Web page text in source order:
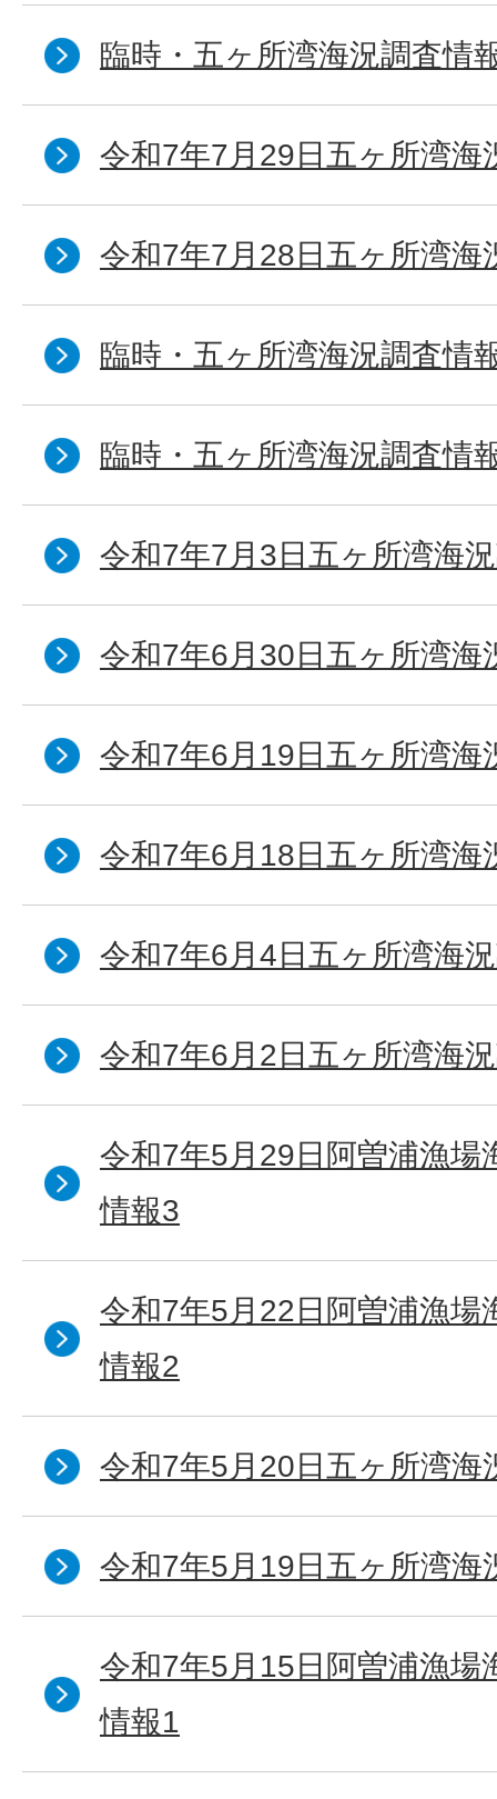
臨時・五ヶ所湾海況調査情
令和7年7月29日五ヶ所湾海
令和7年7月28日五ヶ所湾海
臨時・五ヶ所湾海況調査情
臨時・五ヶ所湾海況調査情
令和7年7月3日五ヶ所湾海
令和7年6月30日五ヶ所湾海
令和7年6月19日五ヶ所湾海
令和7年6月18日五ヶ所湾海
令和7年6月4日五ヶ所湾海
令和7年6月2日五ヶ所湾海
令和7年5月29日阿曽浦漁場
情報3
令和7年5月22日阿曽浦漁場
情報2
令和7年5月20日五ヶ所湾海
令和7年5月19日五ヶ所湾海
令和7年5月15日阿曽浦漁場
情報1